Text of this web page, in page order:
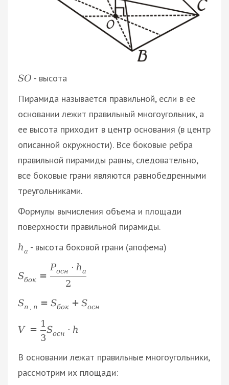
SO - высота
Пирамида называется правильной, если в ее
основании лежит правильный многоугольник, а
ее высота приходит в центр основания (в центр
описанной окружности). Все боковые ребра
правильной пирамиды равны, следовательно,
все боковые грани являются равнобедренными
треугольниками.
Формулы вычисления объема и площади
поверхности правильной пирамиды.
ha - высота боковой грани (апофема)
Sбок =
Pосн · ha
2
Sп . п = Sбок + Sосн
V =
1
3
Sосн · h
В основании лежат правильные многоугольники,
рассмотрим их площади: